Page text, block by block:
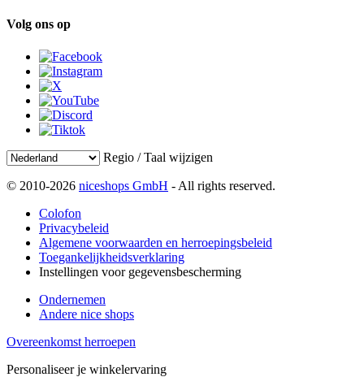
Volg ons op
Regio / Taal wijzigen
© 2010-2026 niceshops GmbH - All rights reserved.
Colofon
Privacybeleid
Algemene voorwaarden en herroepingsbeleid
Toegankelijkheidsverklaring
Instellingen voor gegevensbescherming
Ondernemen
Andere nice shops
Overeenkomst herroepen
Personaliseer je winkelervaring